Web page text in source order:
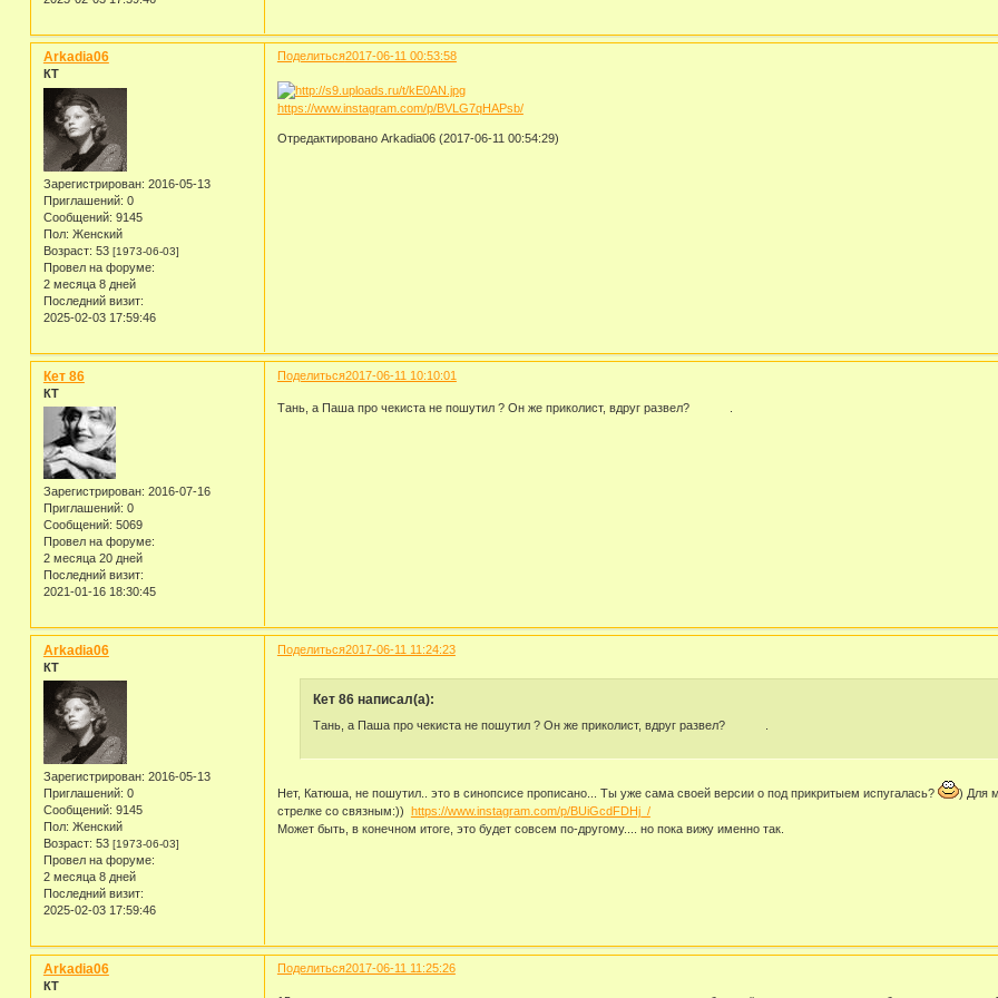
Поделиться2017-06-11 00:53:58
Arkadia06
КТ
Зарегистрирован: 2016-05-13
Приглашений: 0
Сообщений: 9145
Пол: Женский
Возраст: 53 [1973-06-03]
Провел на форуме:
2 месяца 8 дней
Последний визит:
2025-02-03 17:59:46
https://www.instagram.com/p/BVLG7qHAPsb/
Отредактировано Arkadia06 (2017-06-11 00:54:29)
Поделиться2017-06-11 10:10:01
Кет 86
КТ
Зарегистрирован: 2016-07-16
Приглашений: 0
Сообщений: 5069
Провел на форуме:
2 месяца 20 дней
Последний визит:
2021-01-16 18:30:45
Тань, а Паша про чекиста не пошутил ? Он же приколист, вдруг развел? .
Поделиться2017-06-11 11:24:23
Arkadia06
КТ
Зарегистрирован: 2016-05-13
Приглашений: 0
Сообщений: 9145
Пол: Женский
Возраст: 53 [1973-06-03]
Провел на форуме:
2 месяца 8 дней
Последний визит:
2025-02-03 17:59:46
Кет 86 написал(а):
Тань, а Паша про чекиста не пошутил ? Он же приколист, вдруг развел? .
Нет, Катюша, не пошутил.. это в синопсисе прописано... Ты уже сама своей версии о под прикритыем испугалась?
) Для
стрелке со связным:)) https://www.instagram.com/p/BUiGcdFDHj_/
Может быть, в конечном итоге, это будет совсем по-другому.... но пока вижу именно так.
Поделиться2017-06-11 11:25:26
Arkadia06
КТ